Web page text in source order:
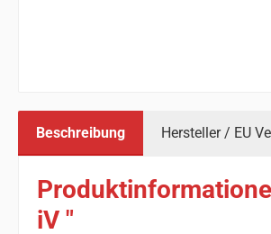
Beschreibung Hersteller / EU
iV "